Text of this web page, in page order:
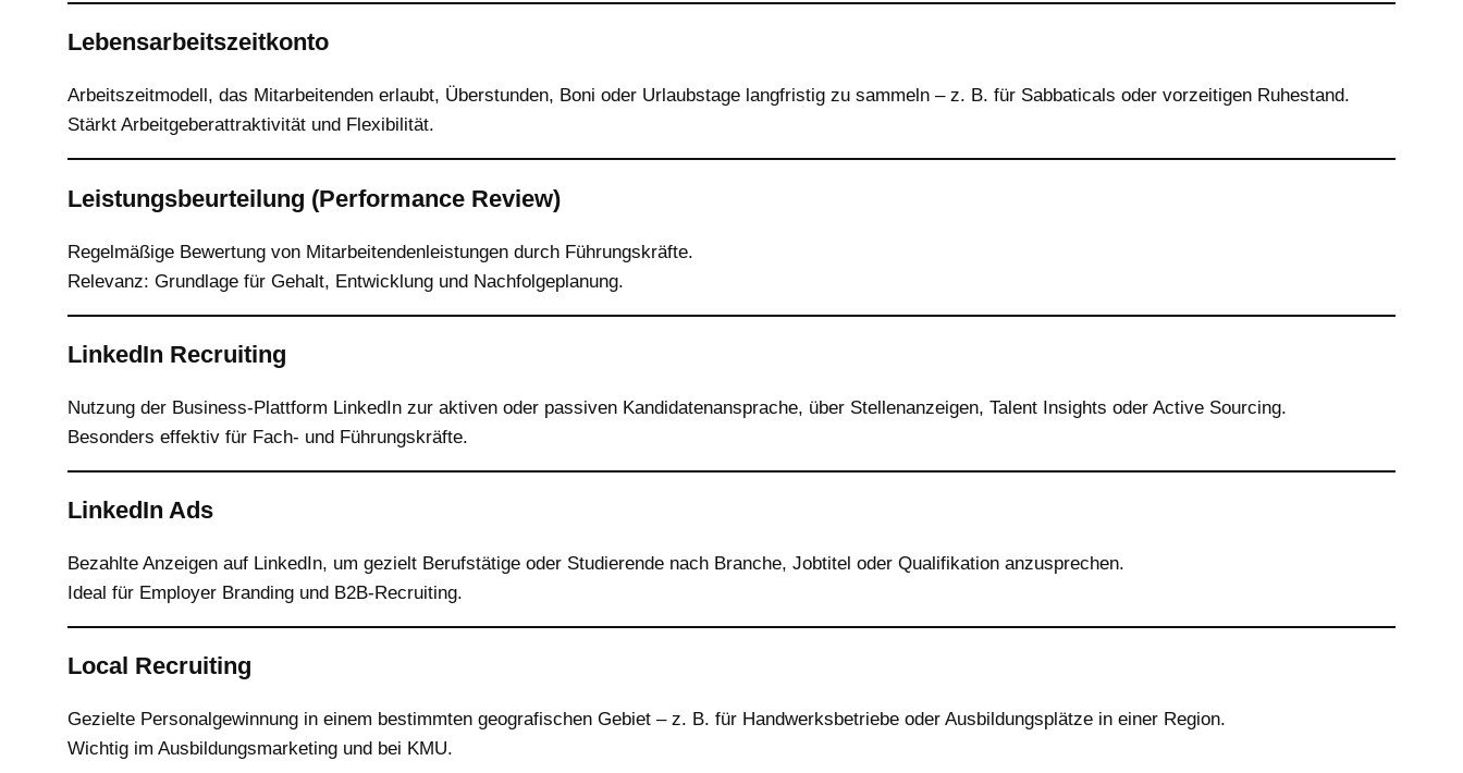
Lebensarbeitszeitkonto
Arbeitszeitmodell, das Mitarbeitenden erlaubt, Überstunden, Boni oder Urlaubstage langfristig zu sammeln – z. B. für Sabbaticals oder vorzeitigen Ruhestand.
Stärkt Arbeitgeberattraktivität und Flexibilität.
Leistungsbeurteilung (Performance Review)
Regelmäßige Bewertung von Mitarbeitendenleistungen durch Führungskräfte.
Relevanz: Grundlage für Gehalt, Entwicklung und Nachfolgeplanung.
LinkedIn Recruiting
Nutzung der Business-Plattform LinkedIn zur aktiven oder passiven Kandidatenansprache, über Stellenanzeigen, Talent Insights oder Active Sourcing.
Besonders effektiv für Fach- und Führungskräfte.
LinkedIn Ads
Bezahlte Anzeigen auf LinkedIn, um gezielt Berufstätige oder Studierende nach Branche, Jobtitel oder Qualifikation anzusprechen.
Ideal für Employer Branding und B2B-Recruiting.
Local Recruiting
Gezielte Personalgewinnung in einem bestimmten geografischen Gebiet – z. B. für Handwerksbetriebe oder Ausbildungsplätze in einer Region.
Wichtig im Ausbildungsmarketing und bei KMU.